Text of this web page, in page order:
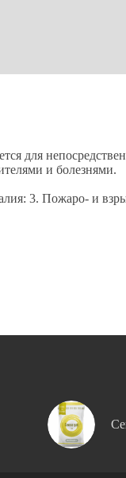
для
и болезнями.
3. Пожаро- и